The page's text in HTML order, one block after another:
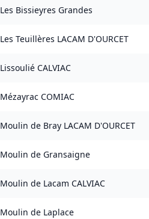
Les Bissieyres Grandes
Les Teuillères LACAM D'OURCET
Lissoulié CALVIAC
Mézayrac COMIAC
Moulin de Bray LACAM D'OURCET
Moulin de Gransaigne
Moulin de Lacam CALVIAC
Moulin de Laplace